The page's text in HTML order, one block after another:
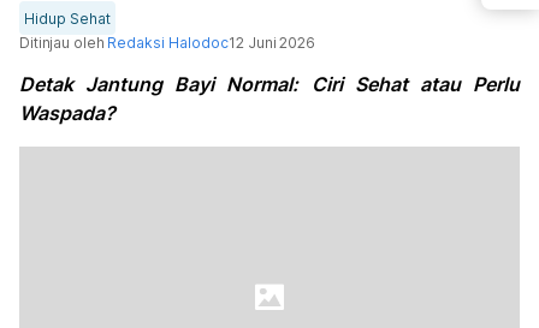
Hidup Sehat
Ditinjau oleh Redaksi Halodoc12 Juni 2026
Detak Jantung Bayi Normal: Ciri Sehat atau Perlu
Waspada?